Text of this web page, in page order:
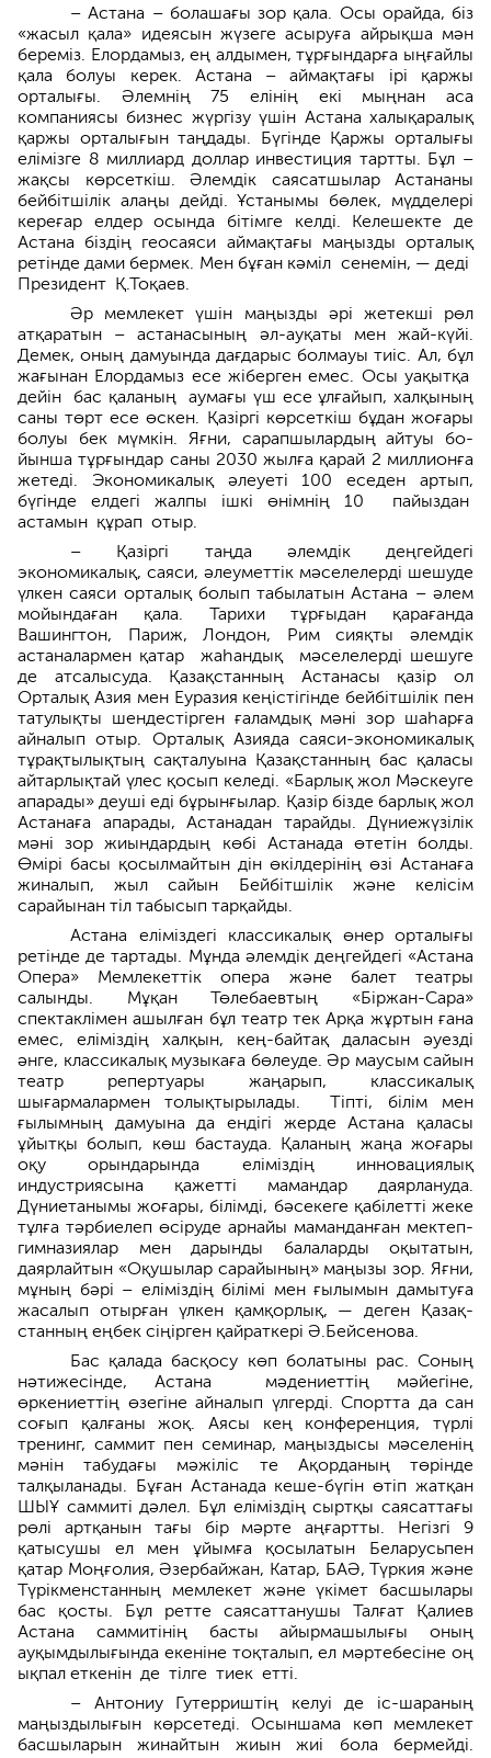
– Астана – болашағы зор қала. Осы орайда, біз
«жасыл қала» идеясын жүзеге асыруға айрықша мән
береміз. Елордамыз, ең алдымен, тұрғындарға ыңғайлы
қала болуы керек. Астана – аймақтағы ірі қаржы
орталығы. Әлемнің 75 елінің екі мыңнан аса
компаниясы бизнес жүргізу үшін Астана халық­аралық
қаржы орталығын таңдады. Бүгінде Қаржы орталығы
елімізге 8 миллиард доллар инвестиция тартты. Бұл –
жақсы көрсеткіш. Әлемдік саясатшылар Астананы
бейбітшілік алаңы дейді. Ұстанымы бөлек, мүдделері
кереғар елдер осында бітімге келді. Келешекте де
Астана біздің геосаяси аймақтағы маңызды орталық
ретінде дами бермек. Мен бұған кәміл сенемін, — деді
Президент Қ.Тоқаев.
Әр мемлекет үшін маңызды әрі жетекші рөл
атқаратын – астанасының әл-ауқаты мен жай-күйі.
Демек, оның дамуында дағдарыс болмауы тиіс. Ал, бұл
жағынан Елордамыз есе жіберген емес. Осы уақытқа
дейін бас қаланың аумағы үш есе ұлғайып, халқының
саны төрт есе өскен. Қазіргі көрсеткіш бұдан жоғары
болуы бек мүмкін. Яғни, сарапшылардың айтуы бо­
йынша тұрғындар саны 2030 жылға қарай 2 миллионға
жетеді. Экономикалық әлеуеті 100 еседен артып,
бүгінде елдегі жалпы ішкі өнімнің 10 пайыздан
астамын құрап отыр.
– Қазіргі таңда әлемдік деңгейдегі
экономикалық, саяси, әлеуметтік мәселелерді шешуде
үлкен саяси орталық болып табылатын Астана – әлем
мойындаған қала. Тарихи тұрғыдан қарағанда
Вашингтон, Париж, Лондон, Рим сияқ­ты әлемдік
астаналармен қатар жаһандық мәселелерді шешуге
де атсалы­суда. Қазақстанның Астанасы қазір ол
Орталық Азия мен Еура­зия кеңістігінде бейбітшілік пен
татулықты шендестірген ғаламдық мәні зор шаһарға
айналып отыр. Орталық Азияда саяси-экономикалық
тұрақтылықтың сақталуына Қазақстанның бас қаласы
айтарлықтай үлес қосып келеді. «Барлық жол Мәскеуге
апарады» деуші еді бұрынғылар. Қазір бізде барлық жол
Астанаға апарады, Астанадан тарайды. Дүниежүзілік
мәні зор жиындардың көбі Астанада өтетін болды.
Өмірі басы қосылмайтын дін өкілдерінің өзі Астанаға
жиналып, жыл сайын Бейбітшілік және келісім
сарайынан тіл табысып тарқайды.
Астана еліміздегі классикалық өнер орталығы
ретінде де тартады. Мұнда әлемдік деңгейдегі «Астана
Опера» Мемлекеттік опера және балет театры
салынды. Мұқан Төлебаевтың «Біржан-Сара»
спектаклімен ашылған бұл театр тек Арқа жұртын ғана
емес, еліміздің халқын, кең-байтақ даласын әуез­ді
әнге, классикалық музыкаға бөлеуде. Әр маусым сайын
театр репертуары жаңарып, классикалық
шығармалармен толықтырылады. Тіпті, білім мен
ғылымның дамуына да ендігі жерде Астана қала­сы
ұйытқы болып, көш бастауда. Қаланың жаңа жоғары
оқу орындарында еліміздің инновация­лық
индустриясына қажетті мамандар даярлануда.
Дүниетанымы жоғары, білімді, бәсекеге қабілетті жеке
тұлға тәрбиелеп өсіруде арнайы маманданған мектеп-
гимназиялар мен дарынды балаларды оқытатын,
даярлайтын «Оқушылар сарайының» маңызы зор. Яғни,
мұның бәрі – еліміздің білімі мен ғылымын дамытуға
жасалып отыр­ған үлкен қамқорлық, — деген Қазақ­
станның еңбек сіңірген қайраткері Ә.Бейсенова.
Бас қалада басқосу көп болатыны рас. Соның
нәтижесінде, Астана мәдениеттің мәйегіне,
өркениеттің өзегіне айналып үлгерді. Спортта да сан
соғып қалғаны жоқ. Аясы кең конференция, түрлі
тренинг, саммит пен семинар, маңыздысы мәселенің
мәнін табудағы мәжіліс те Ақорданың төрінде
талқыланады. Бұған Астанада кеше-бүгін өтіп жатқан
ШЫҰ саммиті дәлел. Бұл еліміздің сыртқы саясаттағы
рөлі артқанын тағы бір мәрте аңғартты. Негізгі 9
қатысушы ел мен ұйым­ға қосылатын Беларусьпен
қатар Моңғолия, Әзербайжан, Катар, БАӘ, Түркия және
Түрікменстанның мемлекет және үкімет басшылары
бас қосты. Бұл ретте саясаттанушы Талғат Қалиев
Астана саммитінің басты айырмашылығы оның
ауқымдылығында екеніне тоқталып, ел мәртебесіне оң
ықпал еткенін де тілге тиек етті.
– Антониу Гутерриштің келуі де іс-шараның
маңыздылығын көрсетеді. Осыншама көп мемлекет
басшыларын жинайтын жиын жиі бола бермейді.